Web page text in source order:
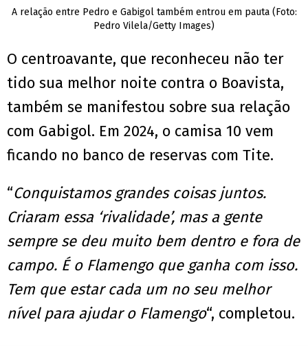
A relação entre Pedro e Gabigol também entrou em pauta (Foto:
Pedro Vilela/Getty Images)
O centroavante, que reconheceu não ter
tido sua melhor noite contra o Boavista,
também se manifestou sobre sua relação
com Gabigol. Em 2024, o camisa 10 vem
ficando no banco de reservas com Tite.
“Conquistamos grandes coisas juntos.
Criaram essa ‘rivalidade’, mas a gente
sempre se deu muito bem dentro e fora de
campo. É o Flamengo que ganha com isso.
Tem que estar cada um no seu melhor
nível para ajudar o Flamengo“, completou.